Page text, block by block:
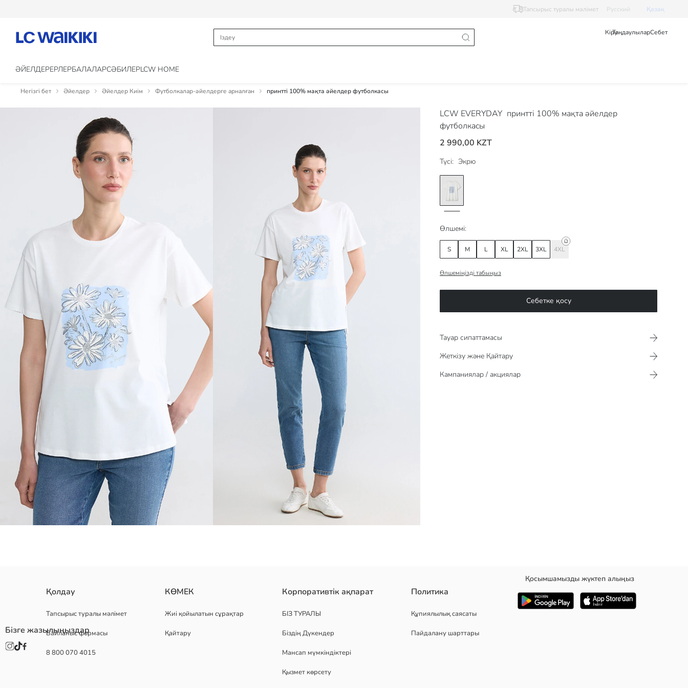
Тапсырыс туралы мәлімет Pусский Қазақ
КіруТаңдаулыларСебет
ӘЙЕЛДЕРЕРЛЕРБАЛАЛАРCӘБИЛЕРLCW HOME
Негізгі бет Әйелдер Әйелдер Киім Футболкалар-әйелдерге арналған принтті 100% мақта әйелдер футболкасы
LCW EVERYDAY принтті 100% мақта әйелдер
футболкасы
2 990,00 KZT
Түсі: Экрю
Өлшемі:
S M L XL 2XL 3XL 4XL
Өлшеміңізді табыңыз
Себетке қосу
Тауар сипаттамасы​​​​​
Жеткізу және Қайтару
Кампаниялар / акциялар
Негізгі Мата:
Шығу елі:
Сатушы:
Қолдау
Тапсырыс туралы мәлімет
Байланыс формасы
8 800 070 4015
КӨМЕК
Жиі қойылатын сұрақтар
Қайтару
Корпоративтік ақпарат
БІЗ ТУРАЛЫ
Біздің Дүкендер
Мансап мүмкіндіктері
Қызмет көрсету
Политика
Құпиялылық саясаты
Пайдалану шарттары
Қосымшамызды жүктеп алыңыз
Бізге жазылыңыздар